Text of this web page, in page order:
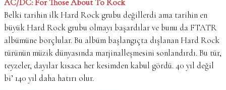
AC/DC: For Those About To Rock
Belki tarihin ilk Hard Rock grubu değillerdi ama tarihin en
büyük Hard Rock grubu olmayı başardılar ve bunu da FTATR
albümüne borçlular. Bu albüm başlangıçta dışlanan Hard Rock
türünün müzik dünyasında marjinalleşmesini sonlandırdı. Bu tür,
teyzeler, dayılar kısaca her kesimden kabul gördü. 40 yıl değil
bi’ 140 yıl daha hatırı olur.